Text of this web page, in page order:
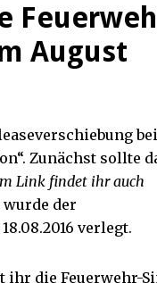
August
Zunächst sollte
Link findet ihr auch
der
verlegt.
die Feuerwehr-